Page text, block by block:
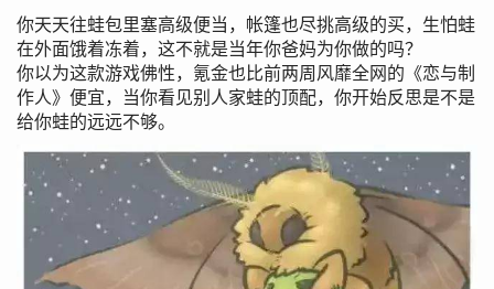
你天天往蛙包里塞高级便当，帐篷也尽挑高级的买，生怕蛙
在外面饿着冻着，这不就是当年你爸妈为你做的吗？
你以为这款游戏佛性，氪金也比前两周风靡全网的《恋与制
作人》便宜，当你看见别人家蛙的顶配，你开始反思是不是
给你蛙的远远不够。